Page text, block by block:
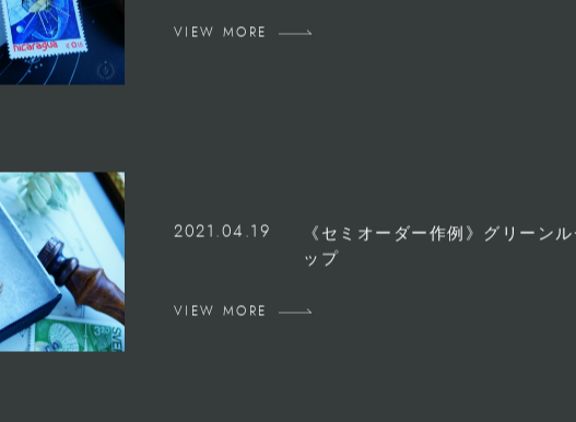
2021.04.19
《セミオーダー作例》グリーン
ップ